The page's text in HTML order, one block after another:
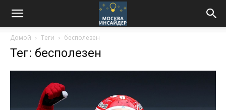
Домой Теги бесполезен
Тег: бесполезен